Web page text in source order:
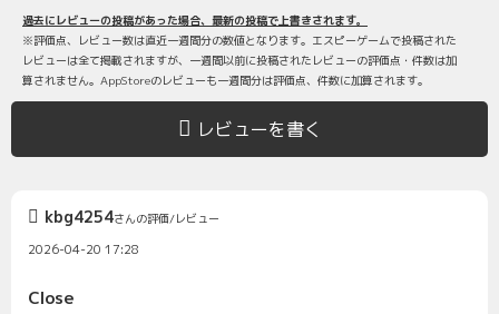
過去にレビューの投稿があった場合、最新の投稿で上書きされます。
※評価点、レビュー数は直近一週間分の数値となります。エスピーゲームで投稿された
レビューは全て掲載されますが、一週間以前に投稿されたレビューの評価点・件数は加
算されません。AppStoreのレビューも一週間分は評価点、件数に加算されます。
レビューを書く
kbg4254さんの評価/レビュー
2026-04-20 17:28
Close